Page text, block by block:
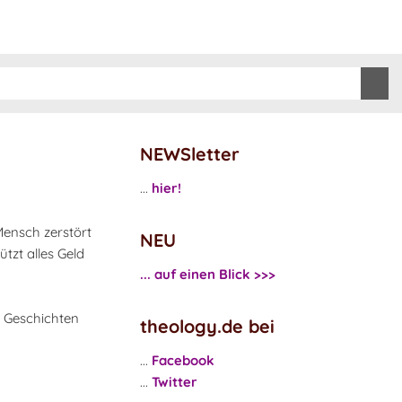
zerstört
alles Geld
NEWSletter
... hier!
NEU
... auf einen Blick >>>
theology.de bei
... Facebook
... Twitter